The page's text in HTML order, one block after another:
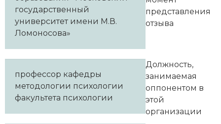
государственный
университет имени М.В.
Ломоносова»
представления
отзыва
профессор кафедры
методологии психологии
факультета психологии
Должность,
занимаемая
оппонентом в
этой
организации